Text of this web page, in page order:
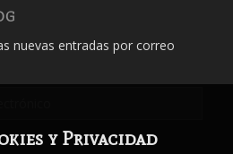
nuevas entradas por correo
y Privacidad